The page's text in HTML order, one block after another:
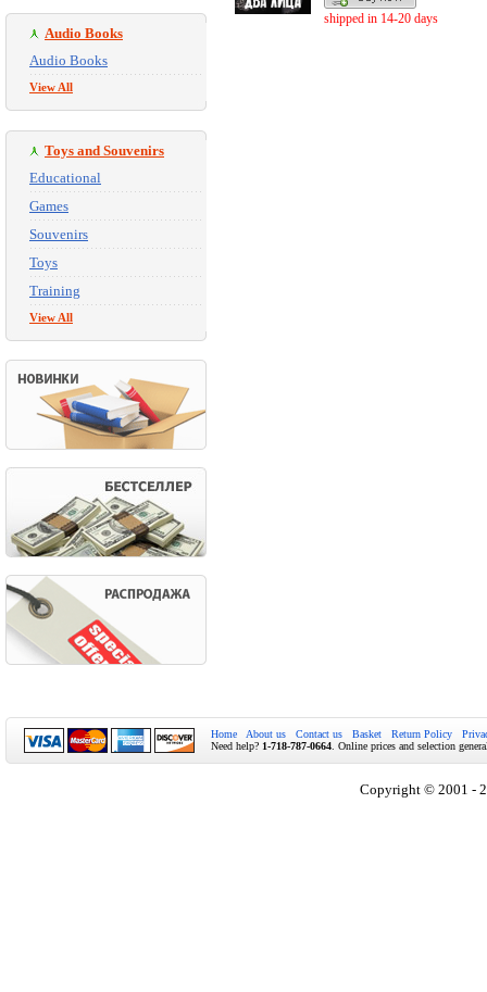
Audio Books
Audio Books
View All
Toys and Souvenirs
Educational
Games
Souvenirs
Toys
Training
View All
shipped in 14-20 days
Home About us Contact us Basket Return Policy
Need help? 1-718-787-0664 . Online prices and selection
Copyright © 2001 -